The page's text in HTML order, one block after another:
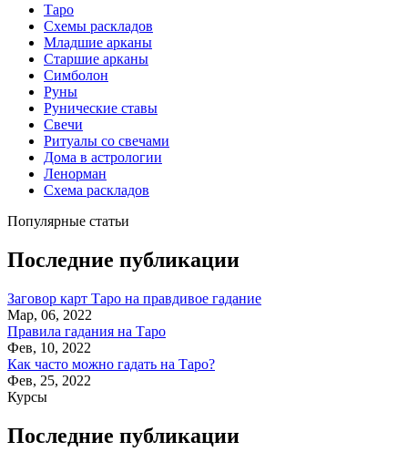
Таро
Схемы раскладов
Младшие арканы
Старшие арканы
Симболон
Руны
Рунические ставы
Свечи
Ритуалы со свечами
Дома в астрологии
Ленорман
Схема раскладов
Популярные статьи
Последние публикации
Заговор карт Таро на правдивое гадание
Мар, 06, 2022
Правила гадания на Таро
Фев, 10, 2022
Как часто можно гадать на Таро?
Фев, 25, 2022
Курсы
Последние публикации